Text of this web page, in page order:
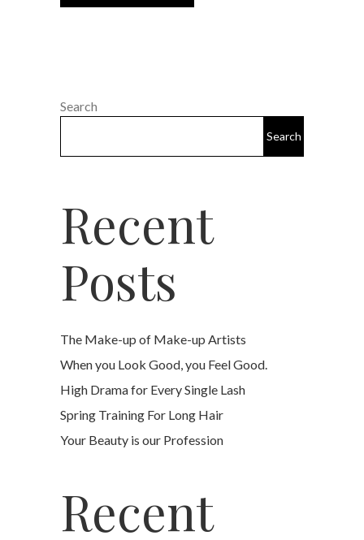
Search
Search
Recent
Posts
The Make-up of Make-up Artists
When you Look Good, you Feel Good.
High Drama for Every Single Lash
Spring Training For Long Hair
Your Beauty is our Profession
Recent